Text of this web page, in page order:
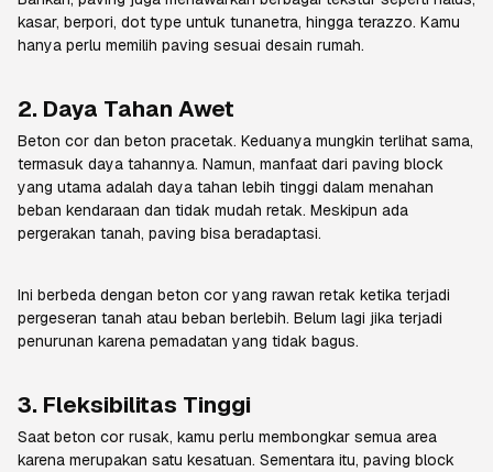
kasar, berpori, dot type untuk tunanetra, hingga terazzo. Kamu
hanya perlu memilih paving sesuai desain rumah.
2. Daya Tahan Awet
Beton cor dan beton pracetak. Keduanya mungkin terlihat sama,
termasuk daya tahannya. Namun, manfaat dari paving block
yang utama adalah daya tahan lebih tinggi dalam menahan
beban kendaraan dan tidak mudah retak. Meskipun ada
pergerakan tanah, paving bisa beradaptasi.
Ini berbeda dengan beton cor yang rawan retak ketika terjadi
pergeseran tanah atau beban berlebih. Belum lagi jika terjadi
penurunan karena pemadatan yang tidak bagus.
3. Fleksibilitas Tinggi
Saat beton cor rusak, kamu perlu membongkar semua area
karena merupakan satu kesatuan. Sementara itu, paving block